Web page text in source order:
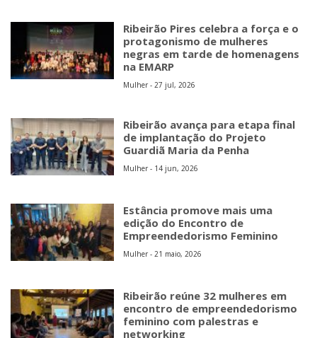
Ribeirão Pires celebra a força e o
protagonismo de mulheres
negras em tarde de homenagens
na EMARP
Mulher - 27 jul, 2026
Ribeirão avança para etapa final
de implantação do Projeto
Guardiã Maria da Penha
Mulher - 14 jun, 2026
Estância promove mais uma
edição do Encontro de
Empreendedorismo Feminino
Mulher - 21 maio, 2026
Ribeirão reúne 32 mulheres em
encontro de empreendedorismo
feminino com palestras e
networking